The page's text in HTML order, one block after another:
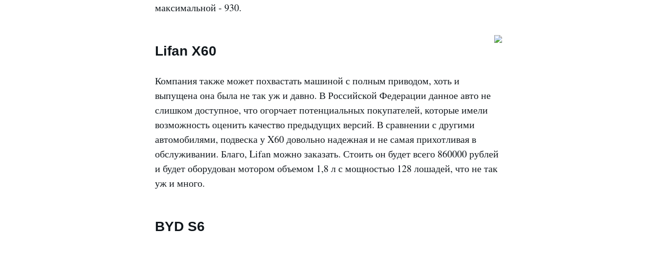
максимальной - 930.
Lifan X60
Компания также может похвастать машиной с полным приводом, хоть и
выпущена она была не так уж и давно. В Российской Федерации данное авто не
слишком доступное, что огорчает потенциальных покупателей, которые имели
возможность оценить качество предыдущих версий. В сравнении с другими
автомобилями, подвеска у X60 довольно надежная и не самая прихотливая в
обслуживании. Благо, Lifan можно заказать. Стоить он будет всего 860000 рублей
и будет оборудован мотором объемом 1,8 л с мощностью 128 лошадей, что не так
уж и много.
BYD S6